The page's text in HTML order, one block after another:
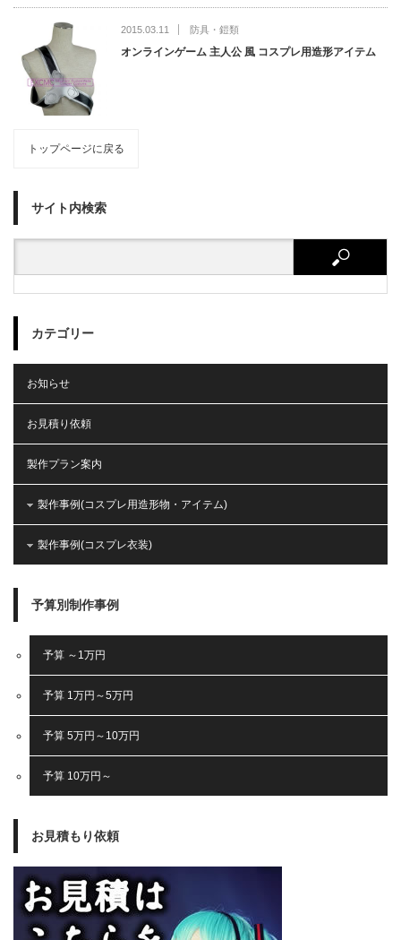
2015.03.11 防具・鎧類
オンラインゲーム 主人公 風 コスプレ用造形アイテム
トップページに戻る
サイト内検索
カテゴリー
お知らせ
お見積り依頼
製作プラン案内
製作事例(コスプレ用造形物・アイテム)
製作事例(コスプレ衣装)
予算別制作事例
予算 ～1万円
予算 1万円～5万円
予算 5万円～10万円
予算 10万円～
お見積もり依頼